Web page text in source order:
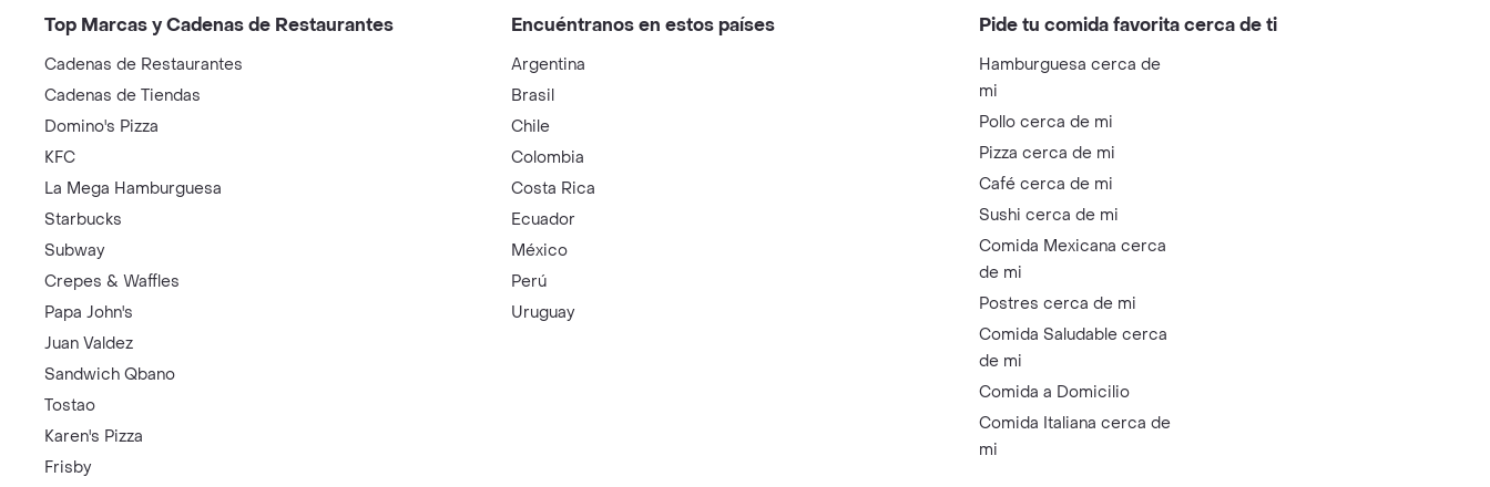
Top Marcas y Cadenas de Restaurantes
Cadenas de Restaurantes
Cadenas de Tiendas
Domino's Pizza
KFC
La Mega Hamburguesa
Starbucks
Subway
Crepes & Waffles
Papa John's
Juan Valdez
Sandwich Qbano
Tostao
Karen's Pizza
Frisby
Encuéntranos en estos países
Argentina
Brasil
Chile
Colombia
Costa Rica
Ecuador
México
Perú
Uruguay
Pide tu comida favorita cerca de ti
Hamburguesa cerca de
mi
Pollo cerca de mi
Pizza cerca de mi
Café cerca de mi
Sushi cerca de mi
Comida Mexicana cerca
de mi
Postres cerca de mi
Comida Saludable cerca
de mi
Comida a Domicilio
Comida Italiana cerca de
mi